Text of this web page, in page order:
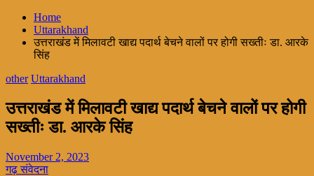
Home
Uttarakhand
उत्तराखंड में मिलावटी खाद्य पदार्थ बेचने वालों पर होगी सख्तीः डा. आरके
सिंह
other Uttarakhand
उत्तराखंड में मिलावटी खाद्य पदार्थ बेचने वालों पर होगी
सख्तीः डा. आरके सिंह
November 2, 2023
गढ़ संवेदना